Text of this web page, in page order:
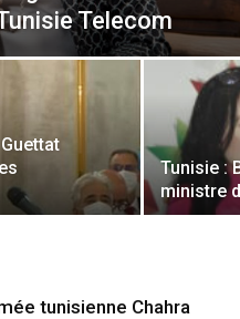
Telecom
Tunisie :
ministre
tunisienne Chahra